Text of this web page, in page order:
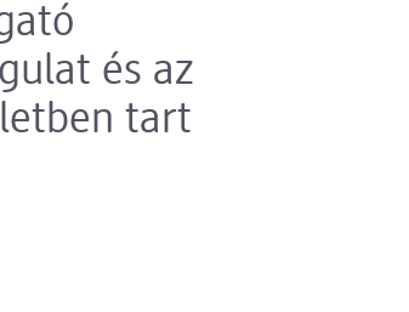
és az
tart